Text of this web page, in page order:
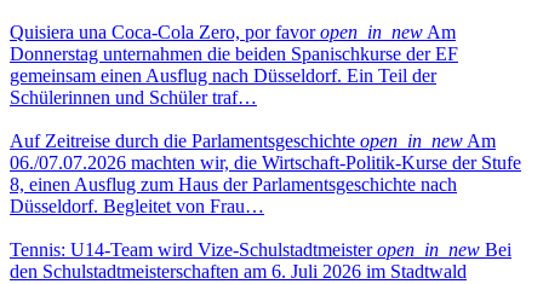
Quisiera una Coca-Cola Zero, por favoropen_in_new Am
Donnerstag unternahmen die beiden Spanischkurse der EF
gemeinsam einen Ausflug nach Düsseldorf. Ein Teil der
Schülerinnen und Schüler traf…
Auf Zeitreise durch die Parlamentsgeschichte open_in_new Am
06./07.07.2026 machten wir, die Wirtschaft-Politik-Kurse der Stufe
8, einen Ausflug zum Haus der Parlamentsgeschichte nach
Düsseldorf. Begleitet von Frau…
Tennis: U14-Team wird Vize-Schulstadtmeisteropen_in_new Bei
den Schulstadtmeisterschaften am 6. Juli 2026 im Stadtwald